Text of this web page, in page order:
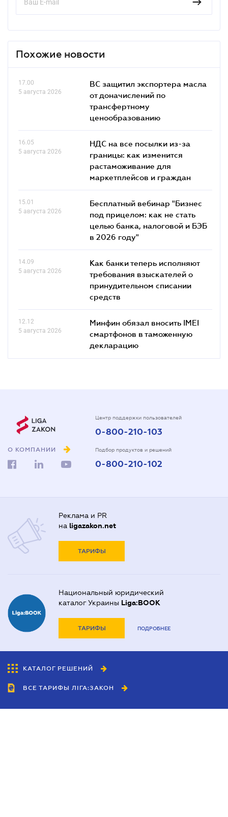
Похожие новости
17.00
5 августа 2026
ВС защитил экспортера масла
от доначислений по
трансфертному
ценообразованию
16.05
5 августа 2026
НДС на все посылки из-за
границы: как изменится
растаможивание для
маркетплейсов и граждан
15.01
5 августа 2026
Бесплатный вебинар "Бизнес
под прицелом: как не стать
целью банка, налоговой и БЭБ
в 2026 году"
14.09
5 августа 2026
Как банки теперь исполняют
требования взыскателей о
принудительном списании
средств
12.12
5 августа 2026
Минфин обязал вносить IMEI
смартфонов в таможенную
декларацию
О КОМПАНИИ
Центр поддержки пользователей
0-800-210-103
Подбор продуктов и решений
0-800-210-102
Реклама и PR
на ligazakon.net
ТАРИФЫ
Национальный юридический
каталог Украины Liga:BOOK
ТАРИФЫ ПОДРОБНЕЕ
КАТАЛОГ РЕШЕНИЙ
ВСЕ ТАРИФЫ ЛІГА:ЗАКОН